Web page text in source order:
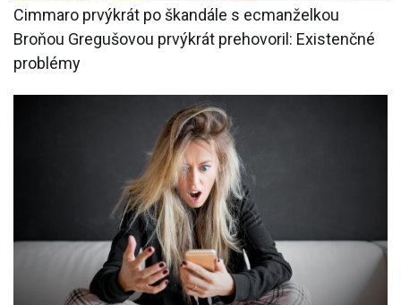
Cimmaro prvýkrát po škandále s ecmanželkou
Broňou Gregušovou prvýkrát prehovoril: Existenčné
problémy